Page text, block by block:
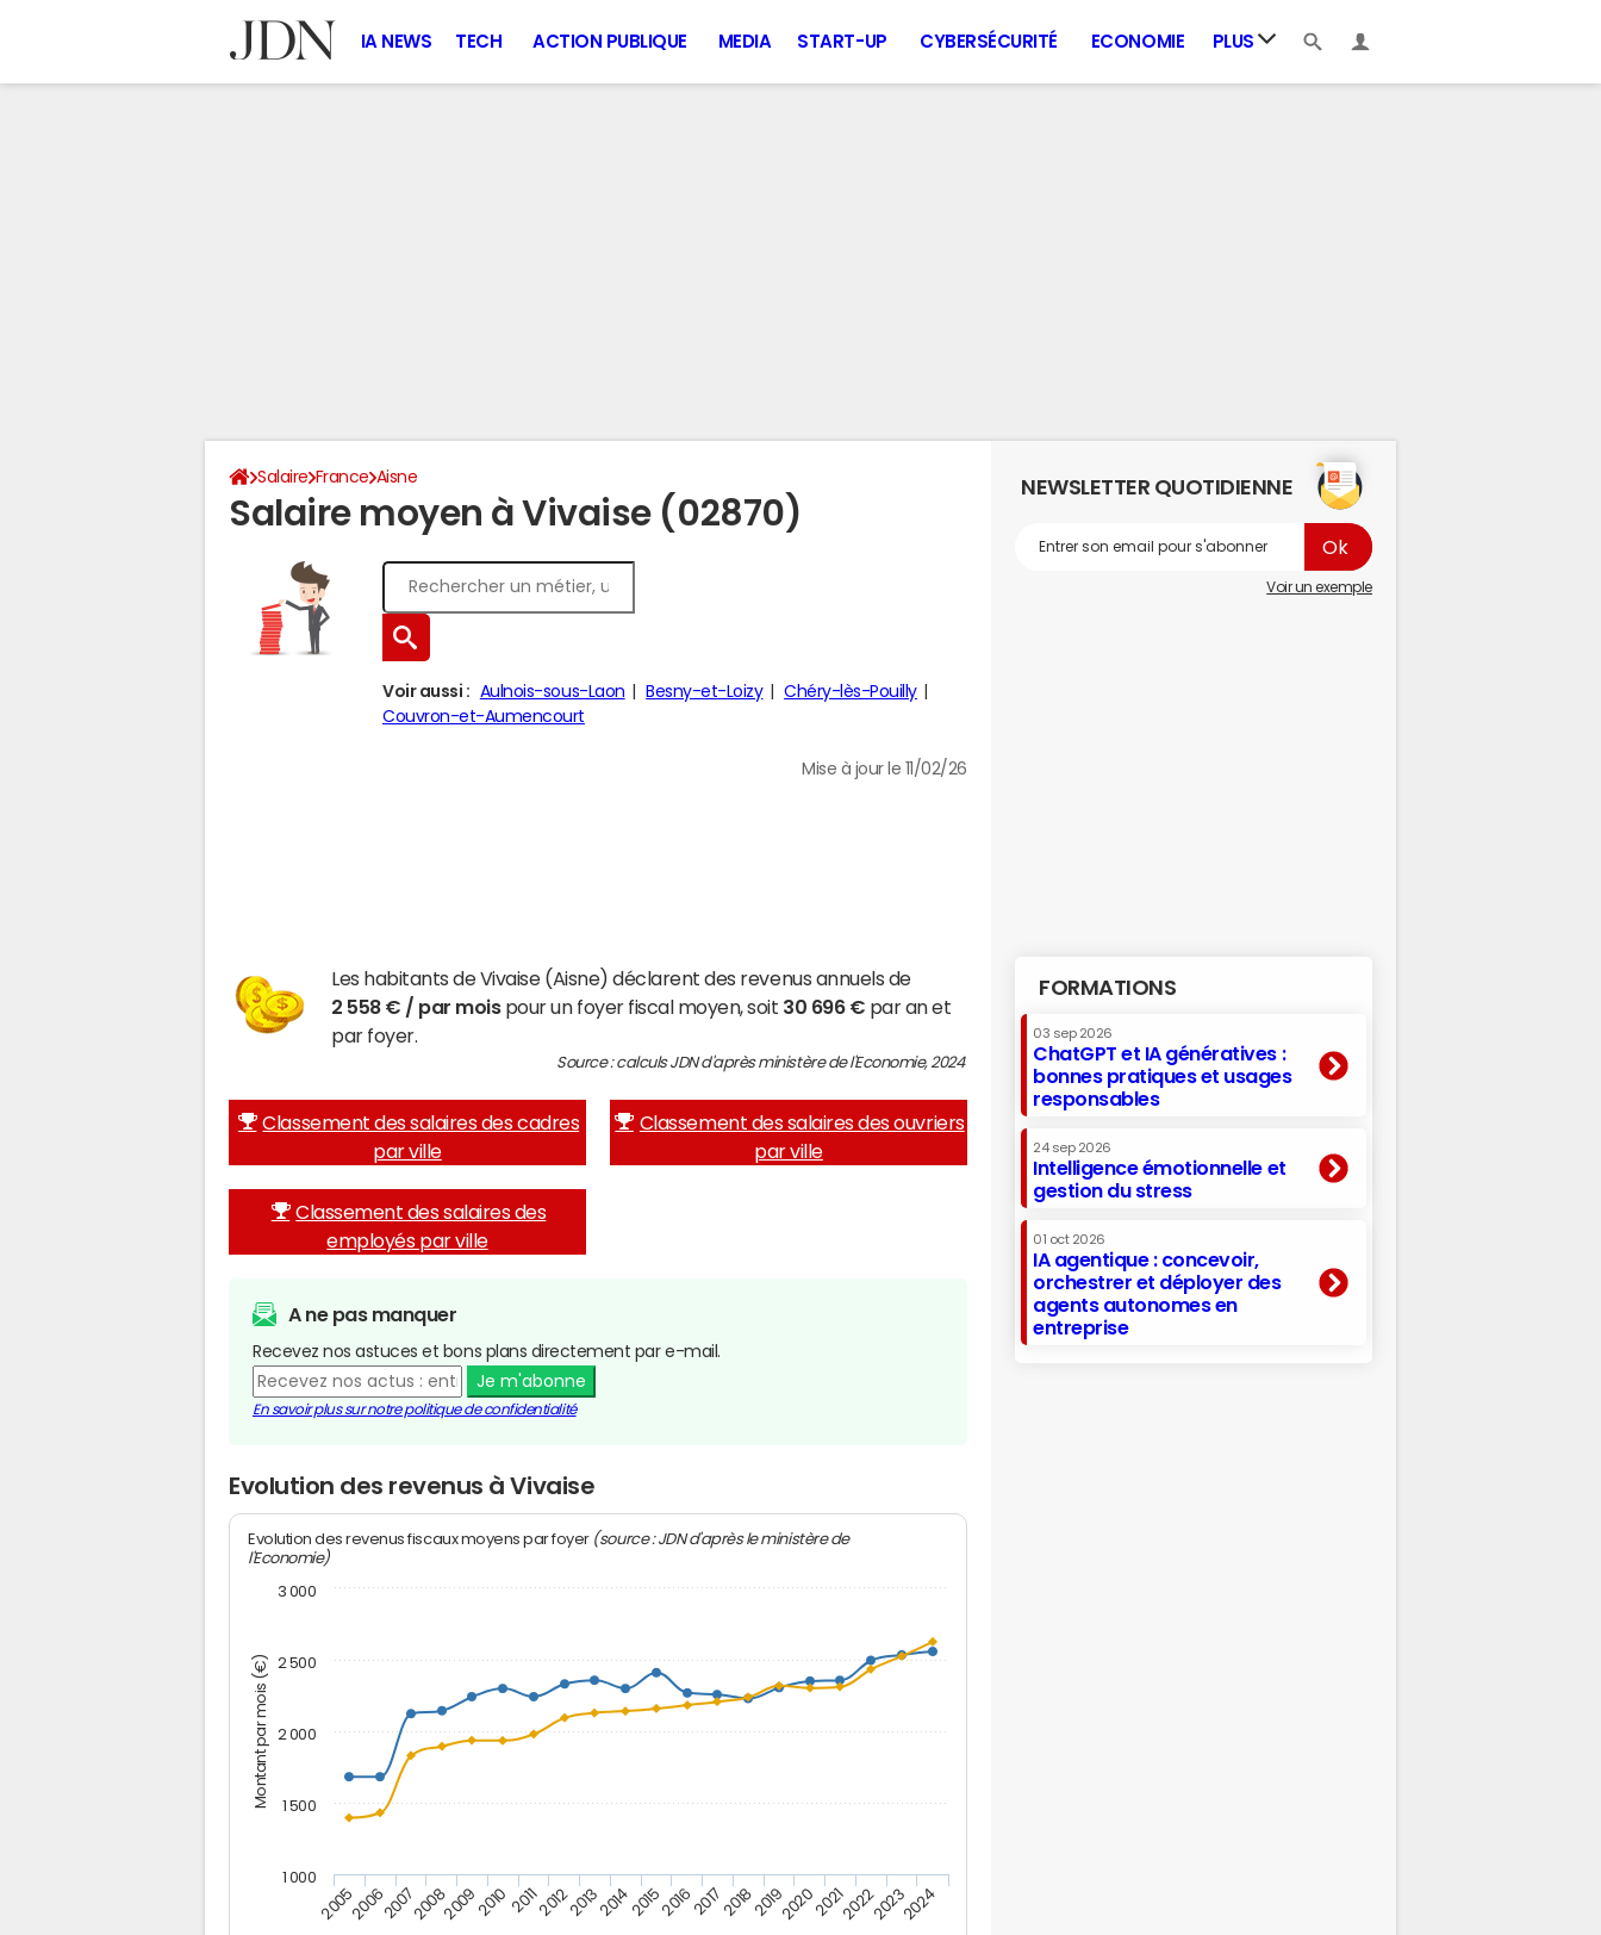
IA NEWS TECH ACTION PUBLIQUE MEDIA START-UP CYBERSÉCURITÉ ECONOMIE PLUS
Salaire France Aisne
Salaire moyen à Vivaise (02870)
Voir aussi : Aulnois-sous-Laon Besny-et-Loizy
Chéry-lès-Pouilly
Couvron-et-Aumencourt
Mise à jour le 11/02/26
Les habitants de Vivaise (Aisne) déclarent des revenus annuels de
2 558 € / par moispour un foyer fiscal moyen, soit 30 696 € par an et
par foyer.
Source : calculs JDN d'après ministère de l'Economie, 2024
Classement des salaires des cadres
par ville
Classement des salaires des ouvriers
par ville
Classement des salaires des
employés par ville
A ne pas manquer
Recevez nos astuces et bons plans directement par e-mail.
Je m'abonne
En savoir plus sur notre politique de confidentialité
Evolution des revenus à Vivaise
Montant par mois (€)
Evolution des revenus fiscaux moyens par foyer (source : JDN d'après le ministère de
l'Economie)
200520062007200820092010 20112012201320142015201620172018201920202021202220232024
1 000
1 500
2 000
2 500
3 000
NEWSLETTER QUOTIDIENNE
Voir un exemple
FORMATIONS
03 sep 2026
ChatGPT et IA génératives :
bonnes pratiques et usages
responsables
24 sep 2026
Intelligence émotionnelle et
gestion du stress
01 oct 2026
IA agentique : concevoir,
orchestrer et déployer des
agents autonomes en
entreprise